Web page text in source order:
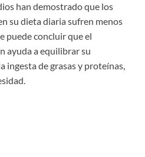
han demostrado que los
su dieta diaria sufren menos
puede concluir que el
ayuda a equilibrar su
ingesta de grasas y proteínas,